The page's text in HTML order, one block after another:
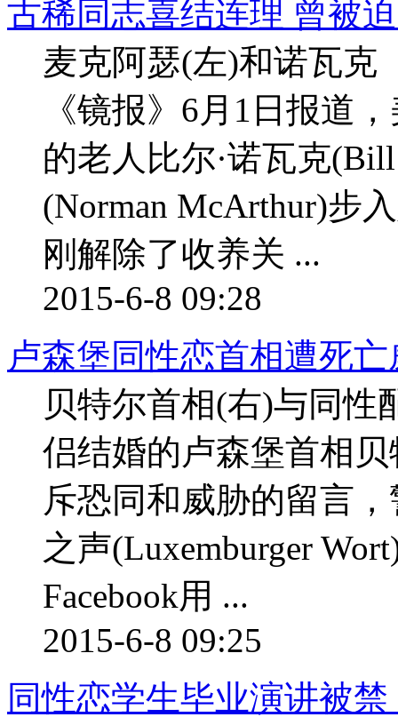
古稀同志喜结连理 曾被
麦克阿瑟(左)和诺瓦
《镜报》6月1日报道
的老人比尔·诺瓦克
(Norman McArthur)步
刚解除了收养关 ...
2015-6-8 09:28
卢森堡同性恋首相遭死
贝特尔首相(右)与同
侣结婚的卢森堡首相
斥恐同和威胁的留言
之声(Luxemburger
Facebook用 ...
2015-6-8 09:25
同性恋学生毕业演讲被